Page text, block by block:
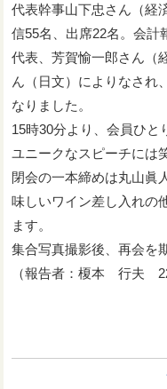
代表幹事山下忠さん（経
信55名、出席22名。会計
代表、芳賀愉一郎さん（
ん（日文）によりなされ
なりました。
15時30分より、会員ひと
ユニークなスピーチには
閉会の一本締めは丸山眞
味しいワイン差し入れの
ます。
集合写真撮影後、再会を
（報告者：榎本 行夫